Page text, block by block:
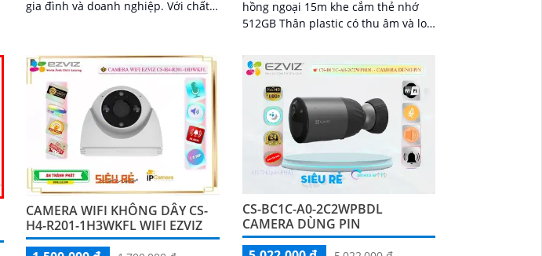
gia đình và doanh nghiệp. Với chất
mọi góc nhỏ nhất với rõ nét và sắc
nét
hồng ngoại 15m khe cắm thẻ nhớ
512GB Thân plastic có thu âm và loa
R200-1K3FL4GA là...
CAMERA WIFI KHÔNG DÂY CS-
H4-R201-1H3WKFL WIFI EZVIZ
CS-BC1C-A0-2C2WPBDL
CAMERA DÙNG PIN